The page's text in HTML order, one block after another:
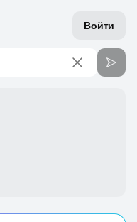
Войти